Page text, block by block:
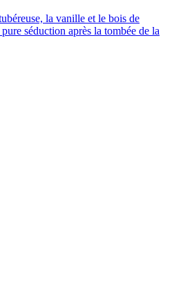
la vanille et le bois de
séduction après la tombée de la